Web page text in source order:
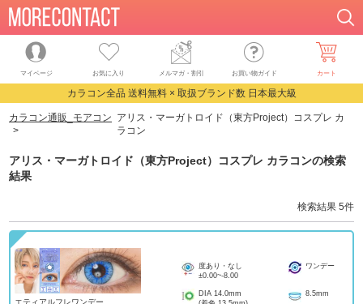
マイページ お気に入り メルマガ・割引 お買い物ガイド カート
カラコン全品 送料無料 × 取扱ブランド数 日本最大級
カラコン通販_モアコン アリス・マーガトロイド（東方Project）コスプレ カ
ラコン
アリス・マーガトロイド（東方Project）コスプレ カラコンの検索
結果
検索結果 5件
エティアルフレワンデー
度あり・なし
±0.00~-8.00
ワンデー
DIA 14.0mm
8.5mm